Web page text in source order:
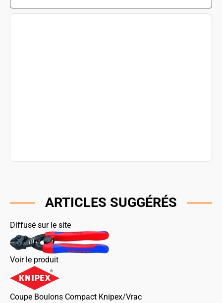
ARTICLES SUGGÉRÉS
Diffusé sur le site
Voir le produit
Coupe Boulons Compact Knipex/Vrac